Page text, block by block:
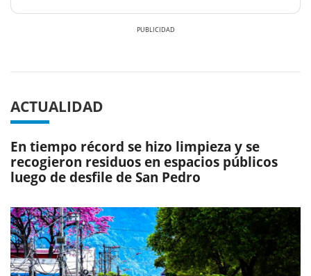
ACTUALIDAD
En tiempo récord se hizo limpieza y se
recogieron residuos en espacios públicos
luego de desfile de San Pedro